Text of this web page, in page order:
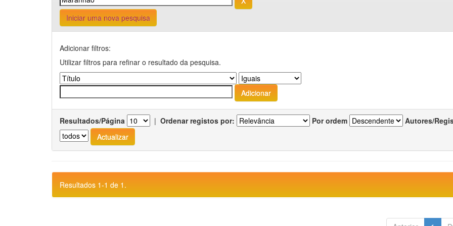
Iniciar uma nova pesquisa
Adicionar filtros:
Utilizar filtros para refinar o resultado da pesquisa.
Resultados/Página | Ordenar registos por: Por ordem Autores/
Resultados 1-1 de 1.